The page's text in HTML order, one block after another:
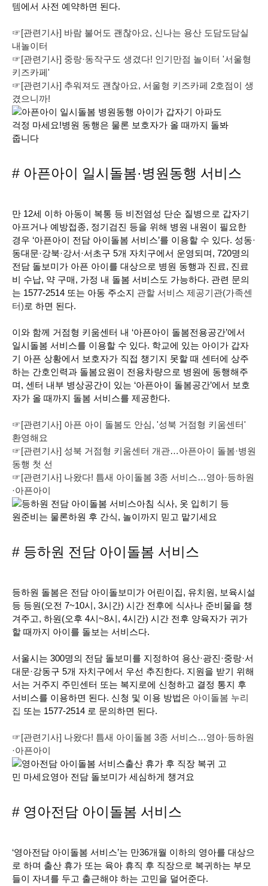
템에서 사전 예약하면 된다.
☞[관련기사] 바람 불어도 괜찮아요, 신나는 용산 도담도담실
내놀이터
☞[관련기사] 중랑·동작구도 생겼다! 인기만점 놀이터 '서울형
키즈카페'
☞[관련기사] 추워져도 괜찮아요, 서울형 키즈카페 2호점이 생
겼으니까!
# 아픈아이 일시돌봄·병원동행 서비스
만 12세 이하 아동이 복통 등 비전염성 단순 질병으로 갑자기
아프거나 예방접종, 정기검진 등을 위해 병원 내원이 필요한
경우 ‘아픈아이 전담 아이돌봄 서비스’를 이용할 수 있다. 성동·
동대문·강북·강서·서초구 5개 자치구에서 운영되며, 720명의
전담 돌보미가 아픈 아이를 대상으로 병원 동행과 진료, 진료
비 수납, 약 구매, 가정 내 돌봄 서비스도 가능하다. 관련 문의
는 1577-2514 또는 아동 주소지 관할 서비스 제공기관(가족센
터)로 하면 된다.
이와 함께 거점형 키움센터 내 ‘아픈아이 돌봄전용공간’에서
일시돌봄 서비스를 이용할 수 있다. 학교에 있는 아이가 갑자
기 아픈 상황에서 보호자가 직접 챙기지 못할 때 센터에 상주
하는 간호인력과 돌봄요원이 전용차량으로 병원에 동행해주
며, 센터 내부 병상공간이 있는 ‘아픈아이 돌봄공간’에서 보호
자가 올 때까지 돌봄 서비스를 제공한다.
☞[관련기사] 아픈 아이 돌봄도 안심, '성북 거점형 키움센터'
환영해요
☞[관련기사] 성북 거점형 키움센터 개관…아픈아이 돌봄·병원
동행 첫 선
☞[관련기사] 나왔다! 틈새 아이돌봄 3종 서비스…영아·등하원
·아픈아이
# 등하원 전담 아이돌봄 서비스
등하원 돌봄은 전담 아이돌보미가 어린이집, 유치원, 보육시설
등 등원(오전 7~10시, 3시간) 시간 전후에 식사나 준비물을 챙
겨주고, 하원(오후 4시~8시, 4시간) 시간 전후 양육자가 귀가
할 때까지 아이를 돌보는 서비스다.
서울시는 300명의 전담 돌보미를 지정하여 용산·광진·중랑·서
대문·강동구 5개 자치구에서 우선 추진한다. 지원을 받기 위해
서는 거주지 주민센터 또는 복지로에 신청하고 결정 통지 후
서비스를 이용하면 된다. 신청 및 이용 방법은 아이돌봄 누리
집 또는 1577-2514 로 문의하면 된다.
☞[관련기사] 나왔다! 틈새 아이돌봄 3종 서비스…영아·등하원
·아픈아이
# 영아전담 아이돌봄 서비스
‘영아전담 아이돌봄 서비스’는 만36개월 이하의 영아를 대상으
로 하며 출산 휴가 또는 육아 휴직 후 직장으로 복귀하는 부모
들이 자녀를 두고 출근해야 하는 고민을 덜어준다.